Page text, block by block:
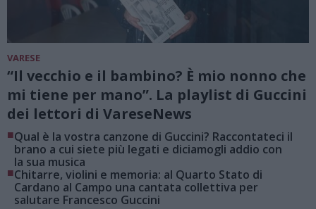
VARESE
“Il vecchio e il bambino? È mio nonno che
mi tiene per mano”. La playlist di Guccini
dei lettori di VareseNews
■Qual è la vostra canzone di Guccini? Raccontateci il
brano a cui siete più legati e diciamogli addio con
la sua musica
■Chitarre, violini e memoria: al Quarto Stato di
Cardano al Campo una cantata collettiva per
salutare Francesco Guccini